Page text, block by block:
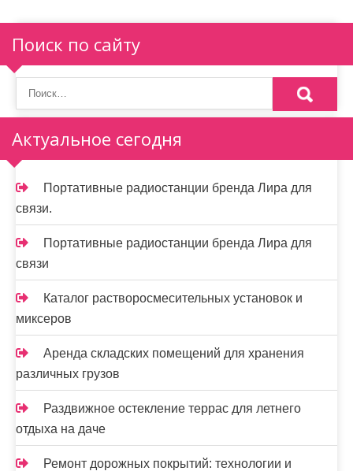
Поиск по сайту
Актуальное сегодня
Портативные радиостанции бренда Лира для
связи.
Портативные радиостанции бренда Лира для
связи
Каталог растворосмесительных установок и
миксеров
Аренда складских помещений для хранения
различных грузов
Раздвижное остекление террас для летнего
отдыха на даче
Ремонт дорожных покрытий: технологии и